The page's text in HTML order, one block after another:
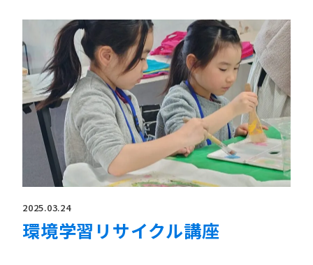
2025.03.24
環境学習リサイクル講座